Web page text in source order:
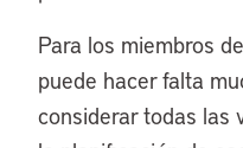
Para los miembros
puede hacer falta
considerar todas las